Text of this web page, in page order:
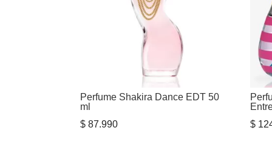
Perfume Shakira Dance EDT 50
ml
$ 87.990
$